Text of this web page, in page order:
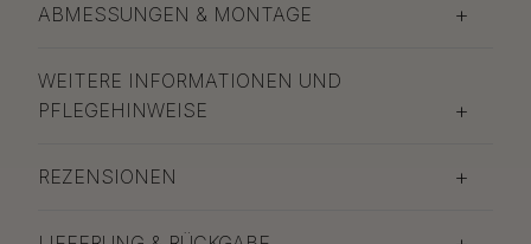
ABMESSUNGEN & MONTAGE
WEITERE INFORMATIONEN UND
PFLEGEHINWEISE
REZENSIONEN